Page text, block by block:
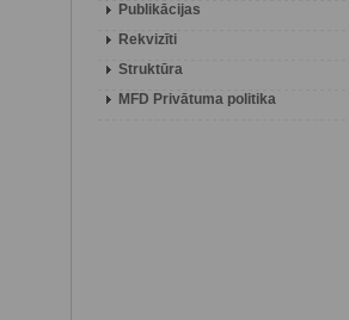
Publikācijas
Rekvizīti
Struktūra
MFD Privātuma politika